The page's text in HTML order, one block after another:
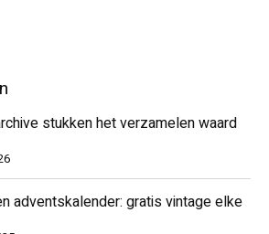
stukken het verzamelen waard
adventskalender: gratis vintage elke